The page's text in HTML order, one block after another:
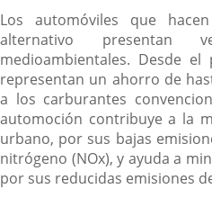
Los automóviles que
alternativo presentan
medioambientales. Desde
representan un ahorro de
a los carburantes
automoción contribuye a la
urbano, por sus bajas
nitrógeno (NOx), y ayuda a
por sus reducidas emisiones